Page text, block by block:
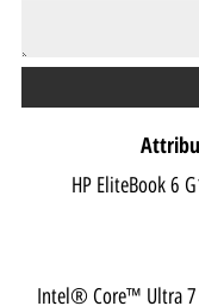
HP EliteBook 6
Intel® Core™ Ultra 7